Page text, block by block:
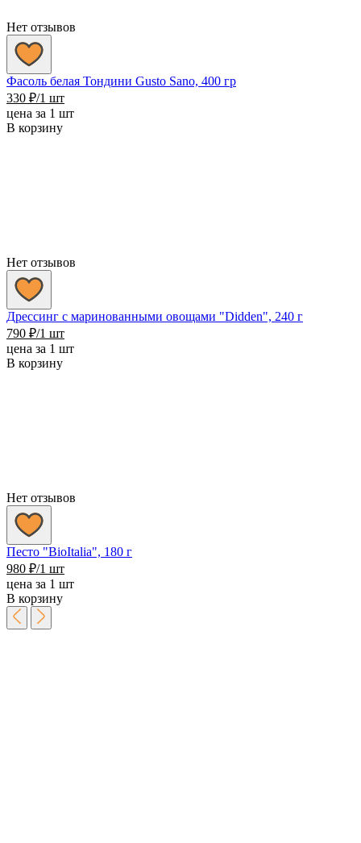
Нет отзывов
Фасоль белая Тондини Gusto Sano, 400 гр
330 ₽/1 шт
цена за 1 шт
В корзину
Нет отзывов
Дрессинг с маринованными овощами "Didden", 240 г
790 ₽/1 шт
цена за 1 шт
В корзину
Нет отзывов
Песто "BioItalia", 180 г
980 ₽/1 шт
цена за 1 шт
В корзину